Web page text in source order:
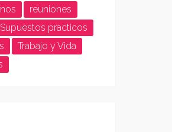
reuniones
Supuestos practicos
Trabajo y Vida